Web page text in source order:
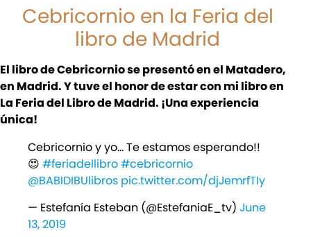
Cebricornio en la Feria del
libro de Madrid
El libro de Cebricornio se presentó en el Matadero,
en Madrid. Y tuve el honor de estar con mi libro en
La Feria del Libro de Madrid. ¡Una experiencia
única!
Cebricornio y yo... Te estamos esperando!!
😍 #feriadellibro#cebricornio
@BABIDIBUlibros pic.twitter.com/djJemrfTIy
— Estefanía Esteban (@EstefaniaE_tv) June
13, 2019